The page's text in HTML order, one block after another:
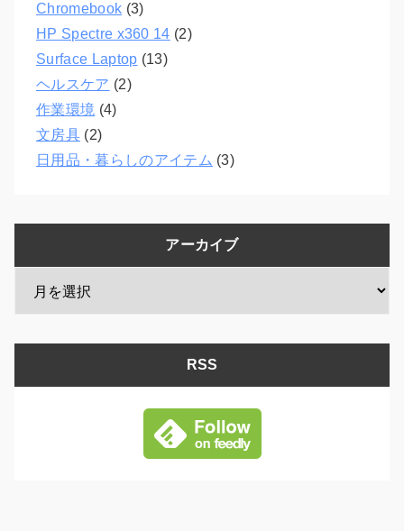
Chromebook (3)
HP Spectre x360 14 (2)
Surface Laptop (13)
ヘルスケア (2)
作業環境 (4)
文房具(2)
日用品・暮らしのアイテム (3)
アーカイブ
RSS